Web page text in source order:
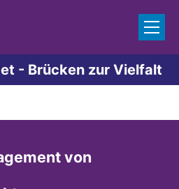
- Brücken zur Vielfalt
von